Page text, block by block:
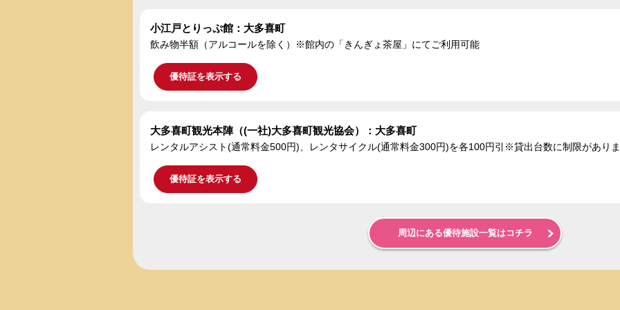
小江戸とりっぷ館：大多喜町
飲み物半額（アルコールを除く）※館内の「きんぎょ茶屋」にてご利用可能
優待証を表示する
大多喜町観光本陣（(一社)大多喜町観光協会）：大多喜町
レンタルアシスト(通常料金500円)、レンタサイクル(通常料金300円)を各100円引※貸出台数に制限があり
優待証を表示する
周辺にある優待施設一覧はコチラ